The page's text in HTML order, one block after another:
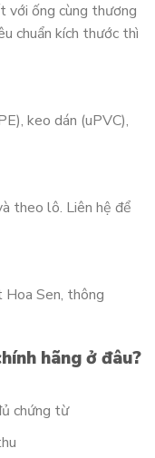
với ống cùng thương
chuẩn kích thước thì
keo dán (uPVC),
theo lô. Liên hệ để
Hoa Sen, thông
hãng ở đâu?
chứng từ